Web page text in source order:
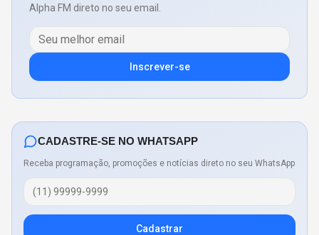
Alpha FM direto no seu email.
Inscrever-se
CADASTRE-SE NO WHATSAPP
Receba programação, promoções e notícias direto no seu WhatsApp
Cadastrar